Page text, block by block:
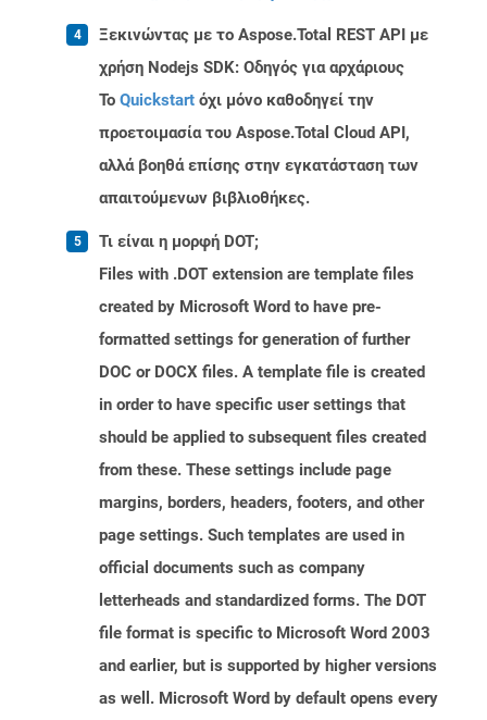
Ξεκινώντας με το Aspose.Total REST API με
χρήση Nodejs SDK: Οδηγός για αρχάριους
Το Quickstart όχι μόνο καθοδηγεί την
προετοιμασία του Aspose.Total Cloud API,
αλλά βοηθά επίσης στην εγκατάσταση των
απαιτούμενων βιβλιοθήκες.
Τι είναι η μορφή DOT;
Files with .DOT extension are template files
created by Microsoft Word to have pre-
formatted settings for generation of further
DOC or DOCX files. A template file is created
in order to have specific user settings that
should be applied to subsequent files created
from these. These settings include page
margins, borders, headers, footers, and other
page settings. Such templates are used in
official documents such as company
letterheads and standardized forms. The DOT
file format is specific to Microsoft Word 2003
and earlier, but is supported by higher versions
as well. Microsoft Word by default opens every